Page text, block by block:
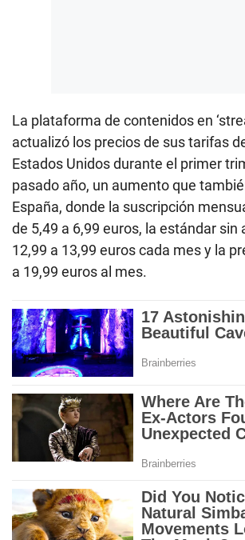
La plataforma de contenidos en
actualizó los precios de sus tarifas
Estados Unidos durante el primer
pasado año, un aumento que
España, donde la suscripción
de 5,49 a 6,99 euros, la estándar sin
12,99 a 13,99 euros cada mes y la
a 19,99 euros al mes.